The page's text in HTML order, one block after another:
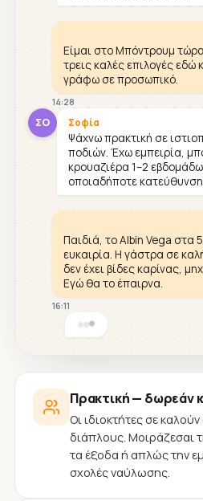
Είμαι στο Μπόντρουμ
τρεις καλές επιλογές εδώ
γράφω σε προσωπικό.
14:28
ΣΟ Σοφία
Ψάχνω πρακτική σε
ποδιών. Έχω εμπειρία,
κρουαζιέρα 1–2
οποιαδήποτε
Παιδιά, το Albin Vega στα
ευκαιρία. Η γάστρα σε
δεν έχει βίδες καρίνας,
Εγώ θα το έπαιρνα.
16:11
Πρακτική — δωρεάν
Οι ιδιοκτήτες σε
διάπλους. Μοιράζεσαι
τα έξοδα ή απλώς την
σχολές ναύλωσης.